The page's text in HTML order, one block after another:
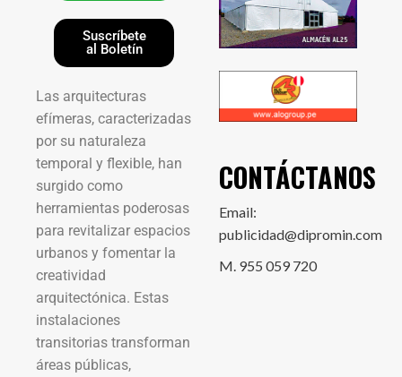
Suscríbete
al Boletín
Las arquitecturas
efímeras, caracterizadas
por su naturaleza
temporal y flexible, han
surgido como
herramientas poderosas
para revitalizar espacios
urbanos y fomentar la
creatividad
arquitectónica. Estas
instalaciones
transitorias transforman
áreas públicas,
CONTÁCTANOS
Email:
publicidad@dipromin.com
M. 955 059 720